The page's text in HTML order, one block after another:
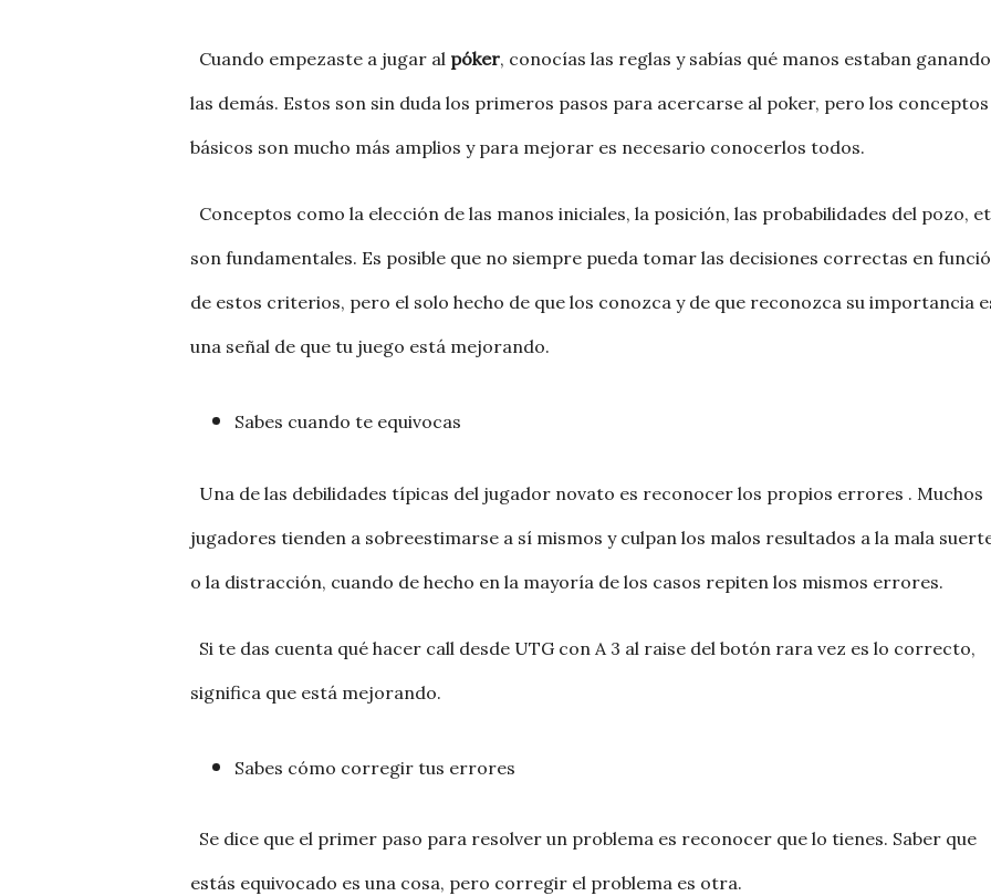
Cuando empezaste a jugar al póker, conocías las reglas y sabías qué manos estaban
las demás. Estos son sin duda los primeros pasos para acercarse al poker, pero los conceptos
básicos son mucho más amplios y para mejorar es necesario conocerlos todos.
Conceptos como la elección de las manos iniciales, la posición, las probabilidades del pozo,
son fundamentales. Es posible que no siempre pueda tomar las decisiones correctas en
de estos criterios, pero el solo hecho de que los conozca y de que reconozca su importancia
una señal de que tu juego está mejorando.
Sabes cuando te equivocas
Una de las debilidades típicas del jugador novato es reconocer los propios errores . Muchos
jugadores tienden a sobreestimarse a sí mismos y culpan los malos resultados a la mala
o la distracción, cuando de hecho en la mayoría de los casos repiten los mismos errores.
Si te das cuenta qué hacer call desde UTG con A 3 al raise del botón rara vez es lo correcto,
significa que está mejorando.
Sabes cómo corregir tus errores
Se dice que el primer paso para resolver un problema es reconocer que lo tienes. Saber que
estás equivocado es una cosa, pero corregir el problema es otra.